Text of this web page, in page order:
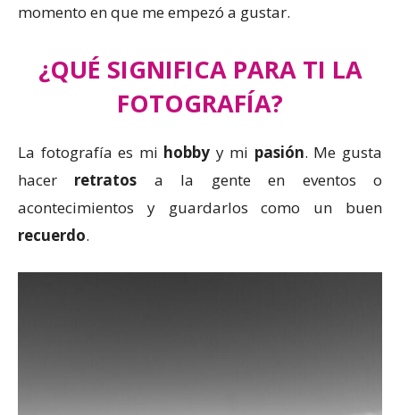
momento en que me empezó a gustar.
¿QUÉ SIGNIFICA PARA TI LA
FOTOGRAFÍA?
La fotografía es mi hobby y mi pasión. Me gusta
hacer retratos a la gente en eventos o
acontecimientos y guardarlos como un buen
recuerdo.